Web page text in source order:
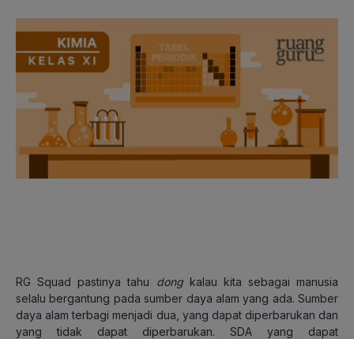
RG Squad pastinya tahu dongkalau kita sebagai manusia
selalu bergantung pada sumber daya alam yang ada. Sumber
daya alam terbagi menjadi dua, yang dapat diperbarukan dan
yang tidak dapat diperbarukan. SDA yang dapat